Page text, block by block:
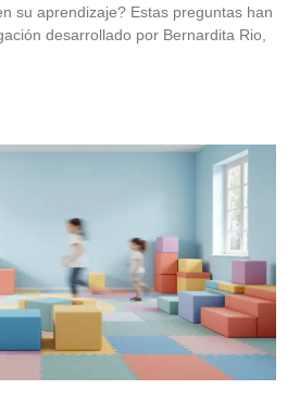
su aprendizaje? Estas preguntas han
desarrollado por Bernardita Rio,